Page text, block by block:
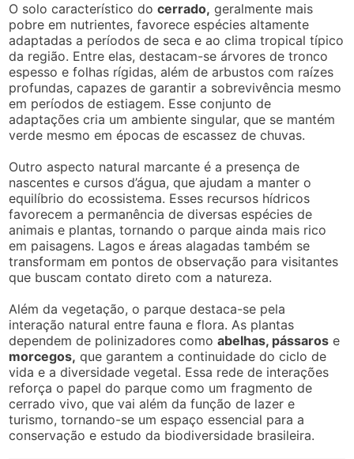
O solo característico docerrado, geralmente mais
pobre em nutrientes, favorece espécies altamente
adaptadas a períodos de seca e ao clima tropical típico
da região. Entre elas, destacam-se árvores de tronco
espesso e folhas rígidas, além de arbustos com raízes
profundas, capazes de garantir a sobrevivência mesmo
em períodos de estiagem. Esse conjunto de
adaptações cria um ambiente singular, que se mantém
verde mesmo em épocas de escassez de chuvas.
Outro aspecto natural marcante é a presença de
nascentes e cursos d’água, que ajudam a manter o
equilíbrio do ecossistema. Esses recursos hídricos
favorecem a permanência de diversas espécies de
animais e plantas, tornando o parque ainda mais rico
em paisagens. Lagos e áreas alagadas também se
transformam em pontos de observação para visitantes
que buscam contato direto com a natureza.
Além da vegetação, o parque destaca-se pela
interação natural entre fauna e flora. As plantas
dependem de polinizadores comoabelhas, pássaros e
morcegos, que garantem a continuidade do ciclo de
vida e a diversidade vegetal. Essa rede de interações
reforça o papel do parque como um fragmento de
cerrado vivo, que vai além da função de lazer e
turismo, tornando-se um espaço essencial para a
conservação e estudo da biodiversidade brasileira.